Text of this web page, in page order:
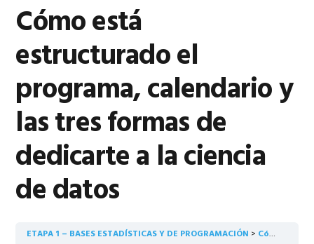
Cómo está
estructurado el
programa, calendario y
las tres formas de
dedicarte a la ciencia
de datos
ETAPA 1 – BASES ESTADÍSTICAS Y DE PROGRAMACIÓN Cómo está estructurado el programa, calendario y las tres formas de dedicarte a la ciencia de datos